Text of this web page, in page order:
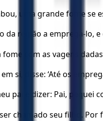
uma grande fome se
da região a empregá-lo,
fome com as vagens
em si, disse: ‘Até os
pai e dizer: Pai, pequei
chamado seu filho.